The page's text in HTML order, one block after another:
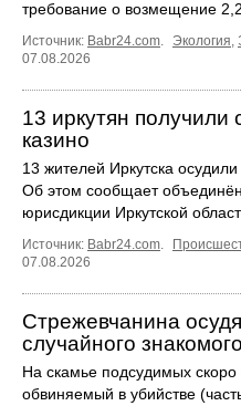
требование о возмещение
Источник: Babr24.com. Экология,
07.08.2026
13 иркутян получили
казино
13 жителей Иркутска
Об этом сообщает
юрисдикции Иркутской
Источник: Babr24.com.
07.08.2026
Стрежевчанина
случайного
На скамье подсудимых
обвиняемый в убийстве